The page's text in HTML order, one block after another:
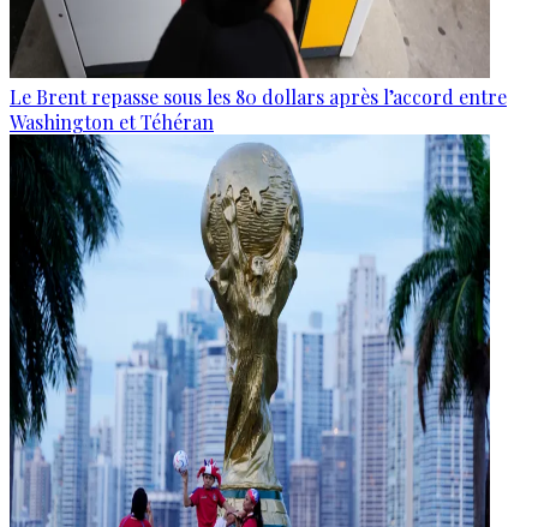
Le Brent repasse sous les 80 dollars après l’accord entre
Washington et Téhéran